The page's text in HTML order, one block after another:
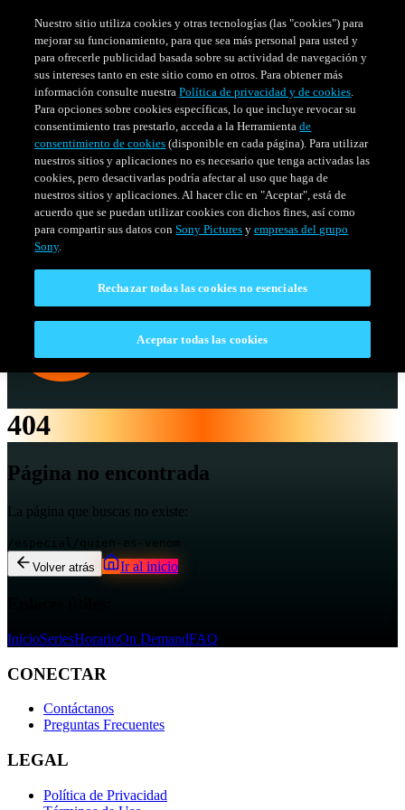
SERIESHORARIO
Venezuela
404
Página no encontrada
La página que buscas no existe:
Volver atrás
Ir al inicio
InicioSeriesHorarioOn DemandFAQ
CONECTAR
Contáctanos
Preguntas Frecuentes
LEGAL
Política de Privacidad
Nuestro sitio utiliza cookies y otras tecnologías (las "cookies") para
mejorar su funcionamiento, para que sea más personal para usted y
para ofrecerle publicidad basada sobre su actividad de navegación y
sus intereses tanto en este sitio como en otros. Para obtener más
información consulte nuestraPolítica de privacidad y de cookies.
Para opciones sobre cookies específicas, lo que incluye revocar su
consentimiento tras prestarlo, acceda a la Herramientade
consentimiento de cookies (disponible en cada página). Para utilizar
nuestros sitios y aplicaciones no es necesario que tenga activadas las
cookies, pero desactivarlas podría afectar al uso que haga de
nuestros sitios y aplicaciones. Al hacer clic en "Aceptar", está de
acuerdo que se puedan utilizar cookies con dichos fines, así como
para compartir sus datos conSony Pictures yempresas del grupo
Sony.
Rechazar todas las cookies no esenciales
Aceptar todas las cookies